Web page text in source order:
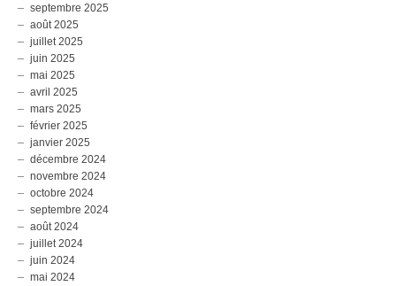
septembre 2025
août 2025
juillet 2025
juin 2025
mai 2025
avril 2025
mars 2025
février 2025
janvier 2025
décembre 2024
novembre 2024
octobre 2024
septembre 2024
août 2024
juillet 2024
juin 2024
mai 2024